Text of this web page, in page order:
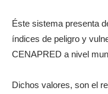
Éste sistema presenta
índices de peligro y
CENAPRED a nivel
Dichos valores, son el